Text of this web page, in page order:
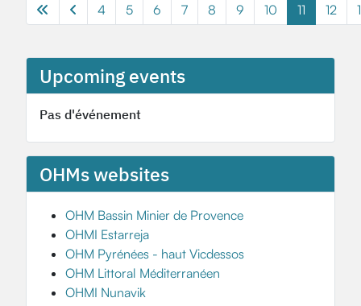
Upcoming events
Pas d'événement
OHMs websites
OHM Bassin Minier de Provence
OHMI Estarreja
OHM Pyrénées - haut Vicdessos
OHM Littoral Méditerranéen
OHMI Nunavik
Page 11 of 13
4 5 6 7 8 9 10 11 12